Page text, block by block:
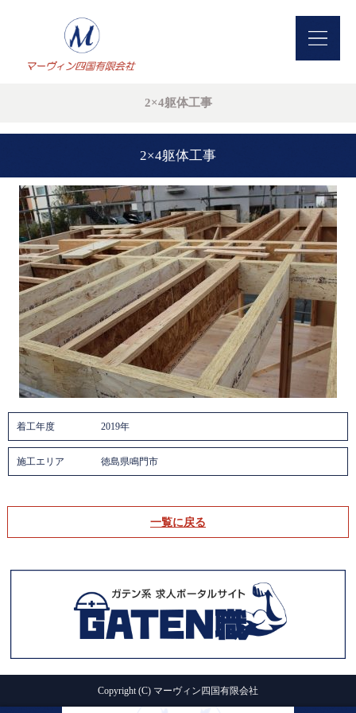
2×4躯体工事
2×4躯体工事
着工年度 2019年
施工エリア 徳島県鳴門市
一覧に戻る
Copyright (C) マーヴィン四国有限会社